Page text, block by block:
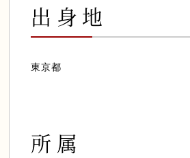
出身地
東京都
所属